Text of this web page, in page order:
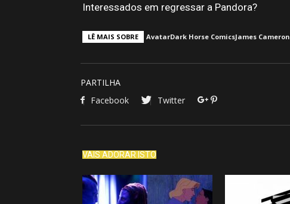
Interessados em regressar a Pandora?
LÊ MAIS SOBRE AvatarDark Horse ComicsJames Cameron
PARTILHA
Facebook
Twitter
VAIS ADORAR ISTO